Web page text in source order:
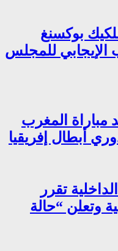
بوكسنغ
الإيجابي للمجلس
مباراة المغرب
أبطال إفريقيا
وزارة الداخلية تقرر
وتعلن “حالة